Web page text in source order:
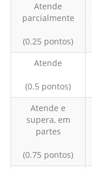
Atende
parcialmente
(0.25 pontos)
Atende
(0.5 pontos)
Atende e
supera, em
partes
(0.75 pontos)